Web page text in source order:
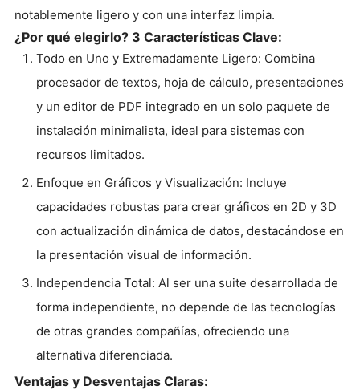
notablemente ligero y con una interfaz limpia.
¿Por qué elegirlo? 3 Características Clave:
Todo en Uno y Extremadamente Ligero: Combina
procesador de textos, hoja de cálculo, presentaciones
y un editor de PDF integrado en un solo paquete de
instalación minimalista, ideal para sistemas con
recursos limitados.
Enfoque en Gráficos y Visualización: Incluye
capacidades robustas para crear gráficos en 2D y 3D
con actualización dinámica de datos, destacándose en
la presentación visual de información.
Independencia Total: Al ser una suite desarrollada de
forma independiente, no depende de las tecnologías
de otras grandes compañías, ofreciendo una
alternativa diferenciada.
Ventajas y Desventajas Claras: